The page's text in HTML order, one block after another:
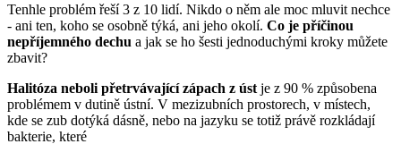
Tenhle problém řeší 3 z 10 lidí. Nikdo o něm ale moc mluvit nechce
- ani ten, koho se osobně týká, ani jeho okolí. Co je příčinou
nepříjemného dechu a jak se ho šesti jednoduchými kroky můžete
zbavit?
Halitóza neboli přetrvávající zápach z úst je z 90 % způsobena
problémem v dutině ústní. V mezizubních prostorech, v místech,
kde se zub dotýká dásně, nebo na jazyku se totiž právě rozkládají
bakterie, které